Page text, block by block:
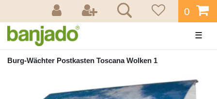
0
☰
Burg-Wächter Postkasten Toscana Wolken 1